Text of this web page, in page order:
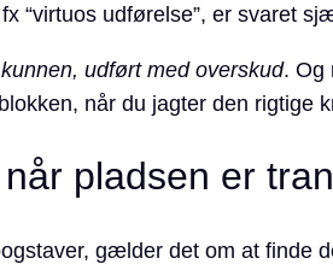
“virtuos udførelse”, er svaret
udført med overskud. Og
når du jagter den rigtige
pladsen er
gælder det om at finde